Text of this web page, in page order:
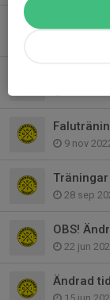
9 nov
28 sep
OBS!
22 jun
Ändrad
15 jun